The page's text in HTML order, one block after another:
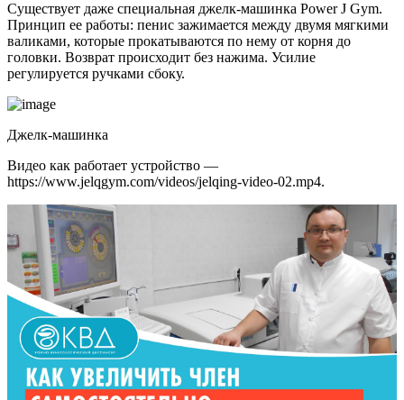
Существует даже специальная джелк-машинка Power J Gym.
Принцип ее работы: пенис зажимается между двумя мягкими
валиками, которые прокатываются по нему от корня до
головки. Возврат происходит без нажима. Усилие
регулируется ручками сбоку.
Джелк-машинка
Видео как работает устройство —
https://www.jelqgym.com/videos/jelqing-video-02.mp4.